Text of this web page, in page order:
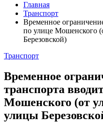
Главная
Транспорт
Временное
по улице Мошенского
Березовской)
Транспорт
Временное
транспорта
Мошенского (от
улицы